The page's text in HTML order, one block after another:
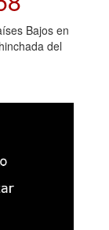
Bajos en
del